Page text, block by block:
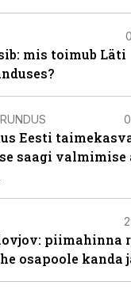
mis toimub Läti
Eesti
saagi valmimise
piimahinna
osapoole kanda